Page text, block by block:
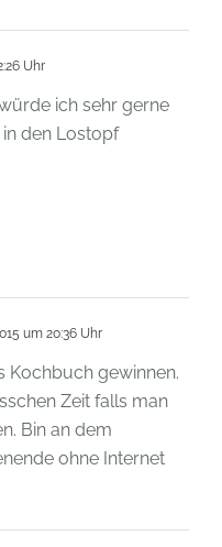
Uhr
ich sehr gerne
in den Lostopf
um 20:36 Uhr
Kochbuch gewinnen.
Zeit falls man
Bin an dem
ohne Internet